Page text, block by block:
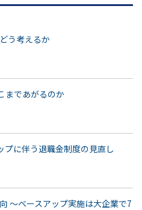
う考えるか
まであがるのか
プに伴う退職金制度の見直し
～ベースアップ実施は大企業で7